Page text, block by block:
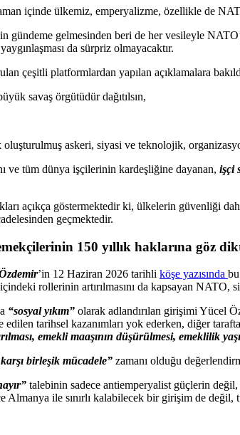
içinde ülkemiz, emperyalizme, özellikle de
gündeme gelmesinden beri de her vesileyle
da sürpriz olmayacaktır.
çeşitli platformlardan yapılan açıklamalara
savaş örgütüdür dağıtılsın,
askeri, siyasi ve teknolojik,
ve tüm dünya işçilerinin kardeşliğine dayanan, işçi
açıkça göstermektedir ki, ülkelerin güvenliği
geçmektedir.
150 yıllık haklarına göz
’in 12 Haziran 2026 tarihli köşe yazısında
rollerinin artırılmasını da kapsayan NATO,
“sosyal yıkım” olarak adlandırılan girişimi Yücel
tarihsel kazanımları yok ederken, diğer
emekli maaşının düşürülmesi, emeklilik
karşı birleşik mücadele” zamanı olduğu
talebinin sadece antiemperyalist güçlerin
Almanya ile sınırlı kalabilecek bir girişim de